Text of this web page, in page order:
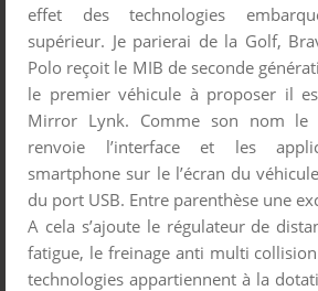
effet des technologies
supérieur. Je parierai de la Golf,
Polo reçoit le MIB de seconde
le premier véhicule à proposer il
Mirror Lynk. Comme son nom le
renvoie l’interface et les
smartphone sur le l’écran du
du port USB. Entre parenthèse une
A cela s’ajoute le régulateur de
fatigue, le freinage anti multi
technologies appartiennent à la